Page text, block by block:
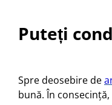
Puteți
Spre deosebire de
bună. În